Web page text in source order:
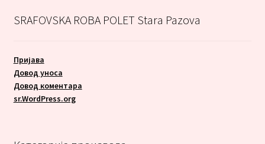
SRAFOVSKA ROBA POLET Stara Pazova
Пријава
Довод уноса
Довод коментара
sr.WordPress.org